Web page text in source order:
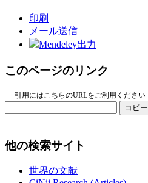
印刷
メール送信
Mendeley出力
このページのリンク
引用にはこちらのURLをご利用ください
コピー
他の検索サイト
世界の文献